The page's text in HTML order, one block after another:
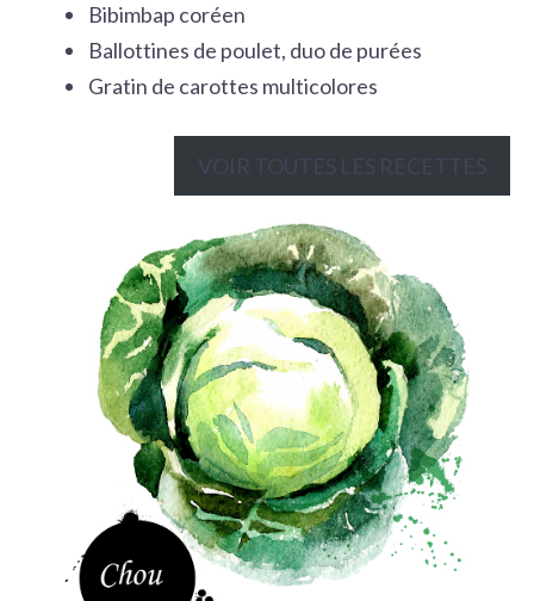
Bibimbap coréen
Ballottines de poulet, duo de purées
Gratin de carottes multicolores
VOIR TOUTES LES RECETTES